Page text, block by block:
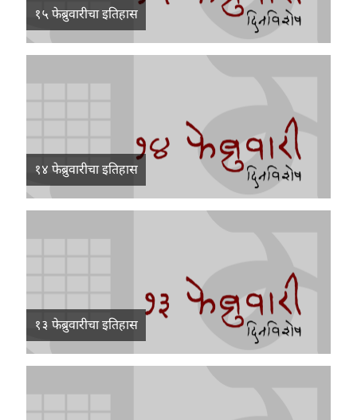
१५ फेब्रुवारीचा इतिहास
१४ फेब्रुवारीचा इतिहास
१३ फेब्रुवारीचा इतिहास